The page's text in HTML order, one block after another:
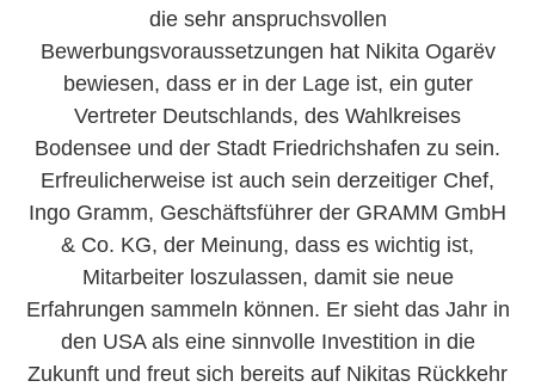
die sehr anspruchsvollen
Bewerbungsvoraussetzungen hat Nikita Ogarëv
bewiesen, dass er in der Lage ist, ein guter
Vertreter Deutschlands, des Wahlkreises
Bodensee und der Stadt Friedrichshafen zu sein.
Erfreulicherweise ist auch sein derzeitiger Chef,
Ingo Gramm, Geschäftsführer der GRAMM GmbH
& Co. KG, der Meinung, dass es wichtig ist,
Mitarbeiter loszulassen, damit sie neue
Erfahrungen sammeln können. Er sieht das Jahr in
den USA als eine sinnvolle Investition in die
Zukunft und freut sich bereits auf Nikitas Rückkehr